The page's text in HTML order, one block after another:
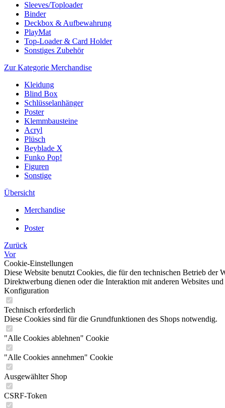
Sleeves/Toploader
Binder
Deckbox & Aufbewahrung
PlayMat
Top-Loader & Card Holder
Sonstiges Zubehör
Zur Kategorie Merchandise
Kleidung
Blind Box
Schlüsselanhänger
Poster
Klemmbausteine
Acryl
Plüsch
Beyblade X
Funko Pop!
Figuren
Sonstige
Übersicht
Merchandise
Poster
Zurück
Vor
Cookie-Einstellungen
Diese Website benutzt Cookies, die für den technischen Betrieb der
Direktwerbung dienen oder die Interaktion mit anderen Websites
Konfiguration
Technisch erforderlich
Diese Cookies sind für die Grundfunktionen des Shops notwendig.
"Alle Cookies ablehnen" Cookie
"Alle Cookies annehmen" Cookie
Ausgewählter Shop
CSRF-Token